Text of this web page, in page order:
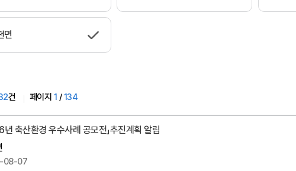
면
건 페이지 1 /134
년 축산환경 우수사례 공모전」추진계획 알림
08-07